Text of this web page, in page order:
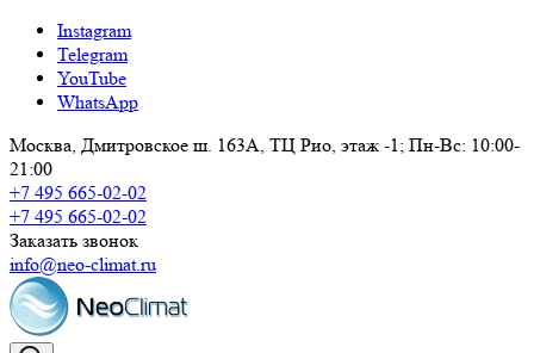
Instagram
Telegram
YouTube
WhatsApp
Москва, Дмитровское ш. 163А, ТЦ Рио, этаж -1; Пн-Вс: 10:00-
21:00
+7 495 665-02-02
+7 495 665-02-02
Заказать звонок
info@neo-climat.ru